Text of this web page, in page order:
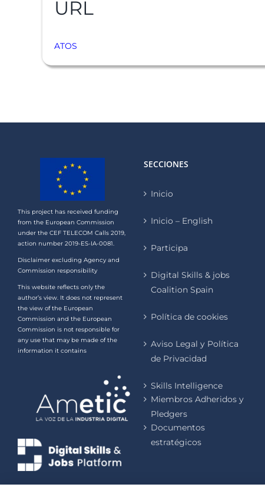
URL
ATOS
This project has received funding
from the European Commission
under the CEF TELECOM Calls 2019,
action number 2019-ES-IA-0081.
Disclaimer excluding Agency and
Commission responsibility
This website reflects only the
author’s view. It does not represent
the view of the European
Commission and the European
Commission is not responsible for
any use that may be made of the
information it contains
SECCIONES
Inicio
Inicio – English
Participa
Digital Skills & jobs
Coalition Spain
Política de cookies
Aviso Legal y Política
de Privacidad
Skills Intelligence
Miembros Adheridos y
Pledgers
Documentos
estratégicos